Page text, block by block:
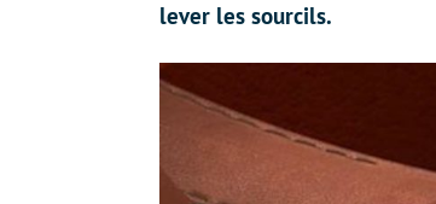
lever les sourcils.